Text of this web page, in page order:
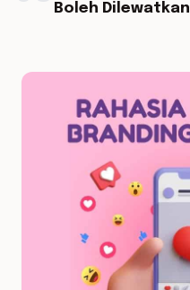
Boleh Dilewatkan